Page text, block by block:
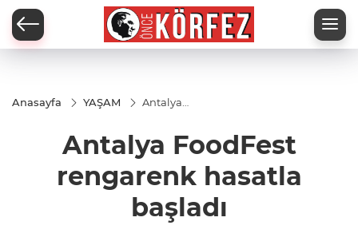
Anasayfa YAŞAM
Antalya
hasatla
başladı
Antalya FoodFest
rengarenk hasatla
başladı